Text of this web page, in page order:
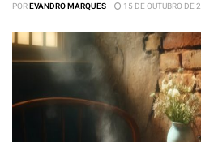
POREVANDRO MARQUES 15 DE OUTUBRO DE